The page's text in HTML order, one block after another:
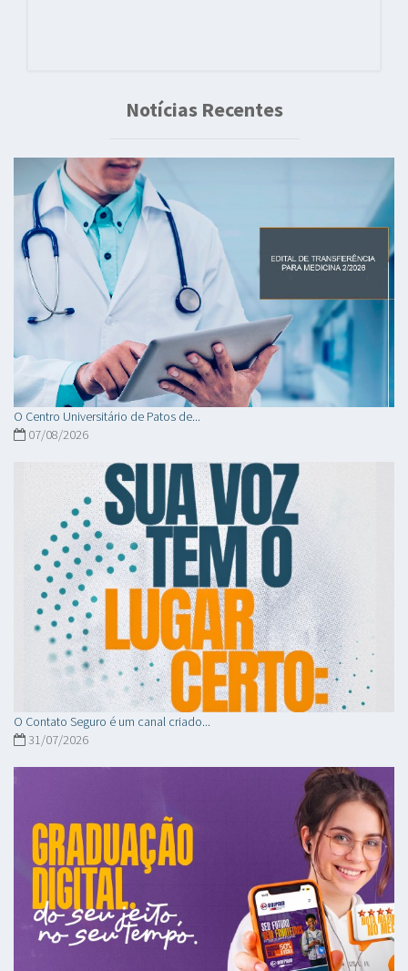
Notícias Recentes
O Centro Universitário de Patos de...
07/08/2026
O Contato Seguro é um canal criado...
31/07/2026